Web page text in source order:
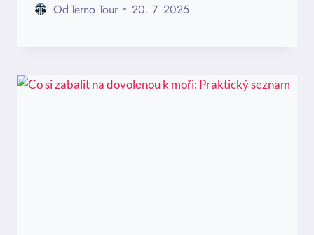
OdTerno Tour 20. 7. 2025